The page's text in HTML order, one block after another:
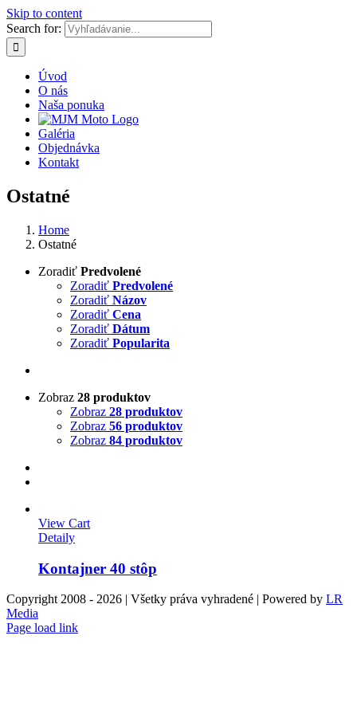
Skip to content
Search for:
Úvod
O nás
Naša ponuka
Galéria
Objednávka
Kontakt
Ostatné
Home
Ostatné
Zoradiť Predvolené
Zoradiť Predvolené
Zoradiť Názov
Zoradiť Cena
Zoradiť Dátum
Zoradiť Popularita
Zobraz 28 produktov
Zobraz 28 produktov
Zobraz 56 produktov
Zobraz 84 produktov
View Cart
Detaily
Kontajner 40 stôp
Copyright 2008 - 2026 | Všetky práva vyhradené | Powered by LR
Media
Page load link